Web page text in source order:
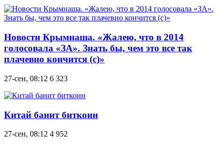
Новости Крымнаша. «Жалею, что в 2014
голосовала «ЗА». Знать бы, чем это все так
плачевно кончится (с)»
27-сен, 08:12 6 323
Китай банит биткоин
27-сен, 08:12 4 952